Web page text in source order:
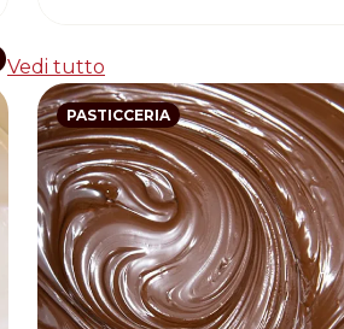
Vedi tutto
PASTICCERIA